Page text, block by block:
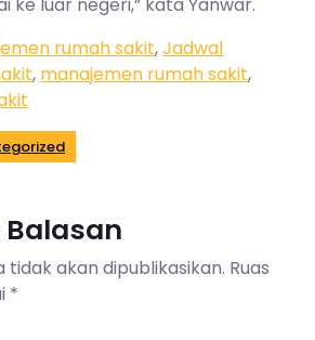
rumah sakit,Jadwal
, manajemen rumah sakit,
akan dipublikasikan. Ruas
*